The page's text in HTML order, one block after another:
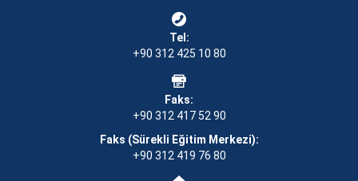
Tel:
+90 312 425 10 80
Faks:
+90 312 417 52 90
Faks (Sürekli Eğitim Merkezi):
+90 312 419 76 80